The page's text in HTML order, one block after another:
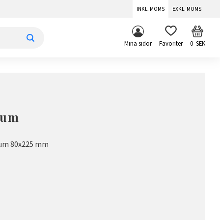
INKL. MOMS EXKL. MOMS
Mina sidor FAVORITER 0SEK
80x225 mm